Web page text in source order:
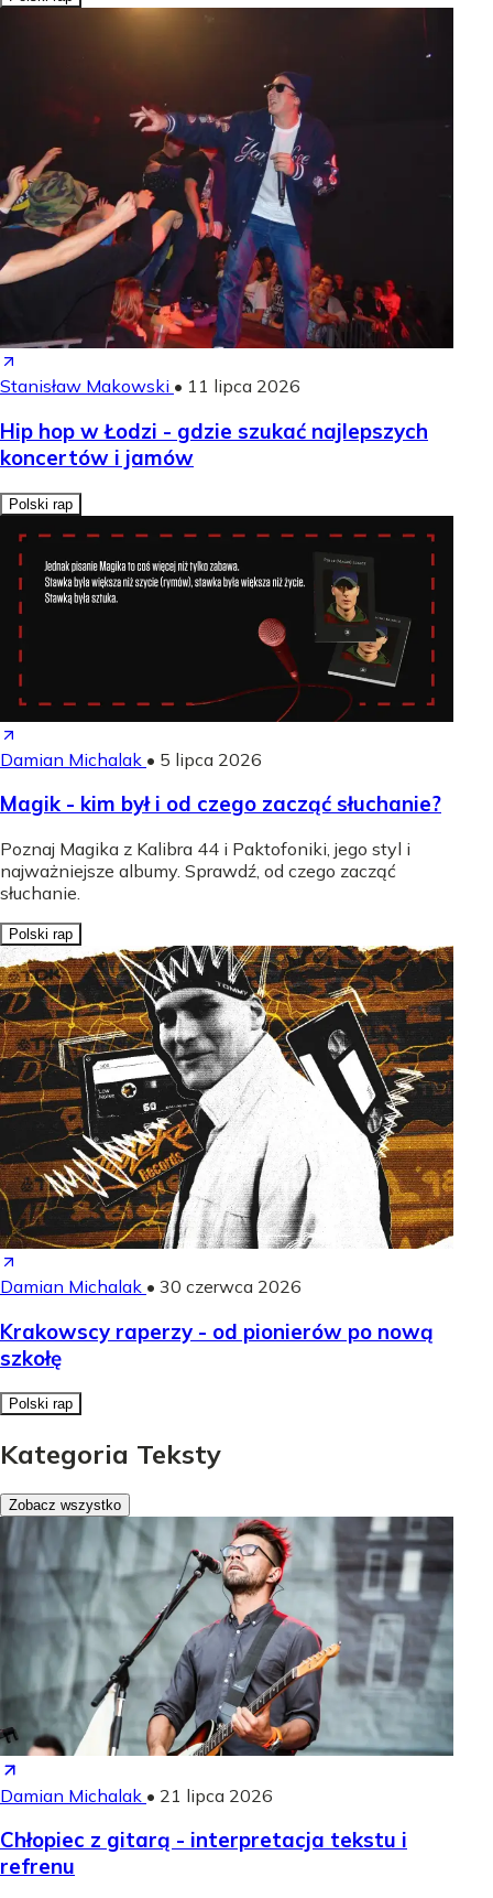
Stanisław Makowski • 11 lipca 2026
Hip hop w Łodzi - gdzie szukać najlepszych
koncertów i jamów
Polski rap
Damian Michalak • 5 lipca 2026
Magik - kim był i od czego zacząć słuchanie?
Poznaj Magika z Kalibra 44 i Paktofoniki, jego styl i
najważniejsze albumy. Sprawdź, od czego zacząć
słuchanie.
Polski rap
Damian Michalak • 30 czerwca 2026
Krakowscy raperzy - od pionierów po nową
szkołę
Polski rap
Kategoria Teksty
Zobacz wszystko
Damian Michalak • 21 lipca 2026
Chłopiec z gitarą - interpretacja tekstu i
refrenu